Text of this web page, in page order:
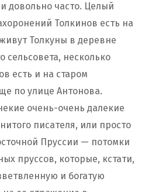
довольно часто. Целый
Толкинов есть на
Толкуны в деревне
сельсовета, несколько
есть и на старом
по улице Антонова.
очень-очень далекие
писателя, или просто
Пруссии — потомки
пруссов, которые, кстати,
и богатую